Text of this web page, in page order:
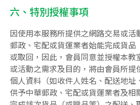
六、特別授權事項
因使用本服務所提供之網路交易或活
郵政、宅配或貨運業者始能完成貨品
或取回，因此，會員同意並授權本教
或活動之需求及目的，將由會員所提
個人資料（如收件人姓名、配送地址
供予中華郵政、宅配或貨運業者及相